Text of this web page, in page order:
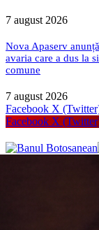
7 august 2026
Nova Apaserv
avaria care a dus la
comune
7 august 2026
Facebook X
Facebook X